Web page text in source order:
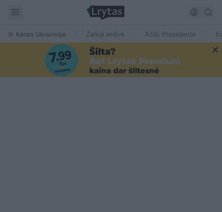
Karas Ukrainoje Žalioji erdvė Ačiū, Prezidente